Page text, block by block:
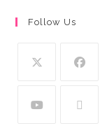
Follow Us